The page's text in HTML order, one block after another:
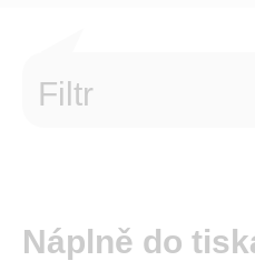
Filtr
Náplně do